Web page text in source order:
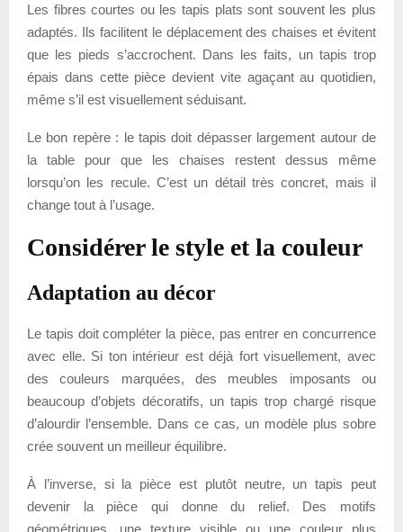
Les fibres courtes ou les tapis plats sont souvent les plus
adaptés. Ils facilitent le déplacement des chaises et évitent
que les pieds s’accrochent. Dans les faits, un tapis trop
épais dans cette pièce devient vite agaçant au quotidien,
même s’il est visuellement séduisant.
Le bon repère : le tapis doit dépasser largement autour de
la table pour que les chaises restent dessus même
lorsqu’on les recule. C’est un détail très concret, mais il
change tout à l’usage.
Considérer le style et la couleur
Adaptation au décor
Le tapis doit compléter la pièce, pas entrer en concurrence
avec elle. Si ton intérieur est déjà fort visuellement, avec
des couleurs marquées, des meubles imposants ou
beaucoup d’objets décoratifs, un tapis trop chargé risque
d’alourdir l’ensemble. Dans ce cas, un modèle plus sobre
crée souvent un meilleur équilibre.
À l’inverse, si la pièce est plutôt neutre, un tapis peut
devenir la pièce qui donne du relief. Des motifs
géométriques, une texture visible ou une couleur plus